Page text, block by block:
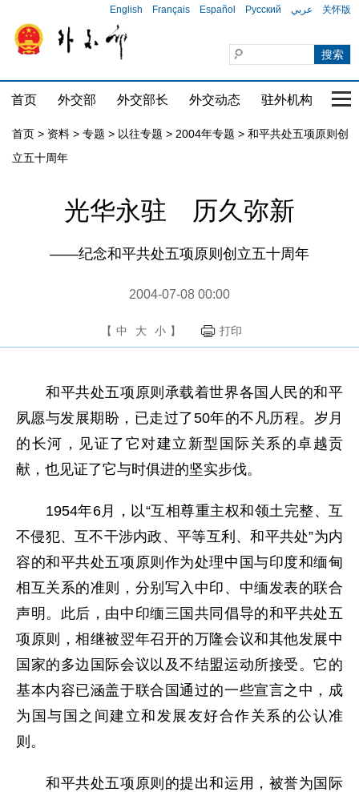
English Français Español Русский عربي 关怀版
首页 外交部 外交部长 外交动态 驻外机构 国
首页 > 资料 > 专题 > 以往专题 > 2004年专题 > 和平共处五项原则创
立五十周年
光华永驻 历久弥新
——纪念和平共处五项原则创立五十周年
2004-07-08 00:00
【 中 大 小 】 打印
和平共处五项原则承载着世界各国人民的和平
夙愿与发展期盼，已走过了50年的不凡历程。岁月
的长河，见证了它对建立新型国际关系的卓越贡
献，也见证了它与时俱进的坚实步伐。
1954年6月，以“互相尊重主权和领土完整、互
不侵犯、互不干涉内政、平等互利、和平共处”为内
容的和平共处五项原则作为处理中国与印度和缅甸
相互关系的准则，分别写入中印、中缅发表的联合
声明。此后，由中印缅三国共同倡导的和平共处五
项原则，相继被翌年召开的万隆会议和其他发展中
国家的多边国际会议以及不结盟运动所接受。它的
基本内容已涵盖于联合国通过的一些宣言之中，成
为国与国之间建立和发展友好合作关系的公认准
则。
和平共处五项原则的提出和运用，被誉为国际